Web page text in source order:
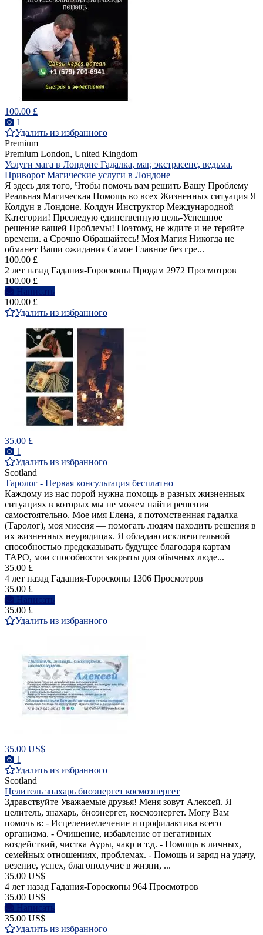
100.00 £
1
Удалить из избранного
Premium
Premium London, United Kingdom
Услуги мага в Лондоне Гадалка, маг, экстрасенс, ведьма.
Приворот Магические услуги в Лондоне
Я здесь для того, Чтобы помочь вам решить Вашу Проблему
Реальная Магическая Помощь во всех Жизненных ситуация Я
Колдун в Лондоне. Колдун Инструктор Международной
Категории! Преследую единственную цель-Успешное
решение вашей Проблемы! Поэтому, не ждите и не теряйте
времени. а Срочно Обращайтесь! Моя Магия Никогда не
обманет Ваши ожидания Самое Главное без гре...
100.00 £
2 лет назад Гадания-Гороскопы Продам 2972 Просмотров
100.00 £
Написать
100.00 £
Удалить из избранного
35.00 £
1
Удалить из избранного
Scotland
Таролог - Первая консультация бесплатно
Каждому из нас порой нужна помощь в разных жизненных
ситуациях в которых мы не можем найти решения
самостоятельно. Мое имя Елена, я потомственная гадалка
(Таролог), моя миссия — помогать людям находить решения в
их жизненных неурядицах. Я обладаю исключительной
способностью предсказывать будущее благодаря картам
ТАРО, мои способности закрыты для обычных люде...
35.00 £
4 лет назад Гадания-Гороскопы 1306 Просмотров
35.00 £
Написать
35.00 £
Удалить из избранного
35.00 US$
1
Удалить из избранного
Scotland
Целитель знахарь биоэнергет космоэнергет
Здравствуйте Уважаемые друзья! Меня зовут Алексей. Я
целитель, знахарь, биоэнергет, космоэнергет. Могу Вам
помочь в: - Исцеление/лечение и профилактика всего
организма. - Очищение, избавление от негативных
воздействий, чистка Ауры, чакр и т.д. - Помощь в личных,
семейных отношениях, проблемах. - Помощь и заряд на удачу,
везение, успех, благополучие в жизни, ...
35.00 US$
4 лет назад Гадания-Гороскопы 964 Просмотров
35.00 US$
Написать
35.00 US$
Удалить из избранного